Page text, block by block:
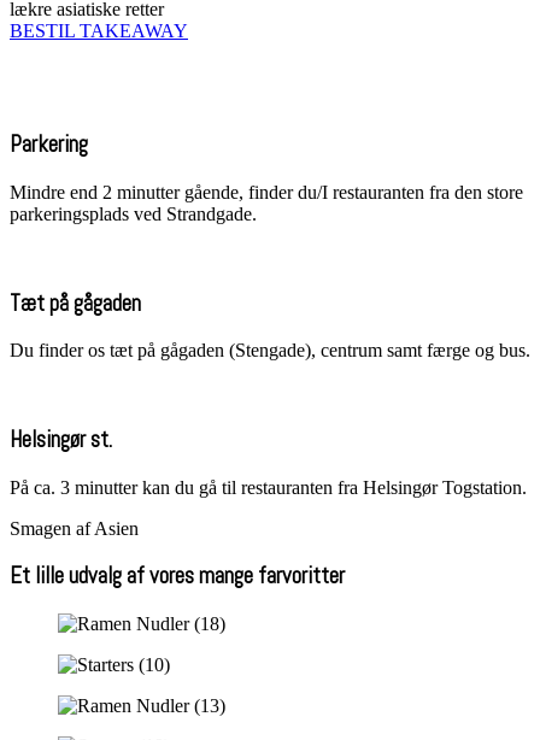
lækre asiatiske retter
BESTIL TAKEAWAY
Parkering
Mindre end 2 minutter gående, finder du/I restauranten fra den store
parkeringsplads ved Strandgade.
Tæt på gågaden
Du finder os tæt på gågaden (Stengade), centrum samt færge og bus.
Helsingør st.
På ca. 3 minutter kan du gå til restauranten fra Helsingør Togstation.
Smagen af Asien
Et lille udvalg af vores mange farvoritter